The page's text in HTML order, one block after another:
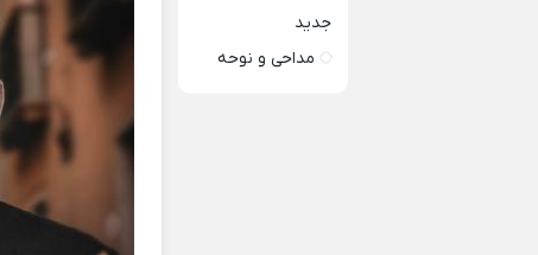
جدید
مداحی و نوحه